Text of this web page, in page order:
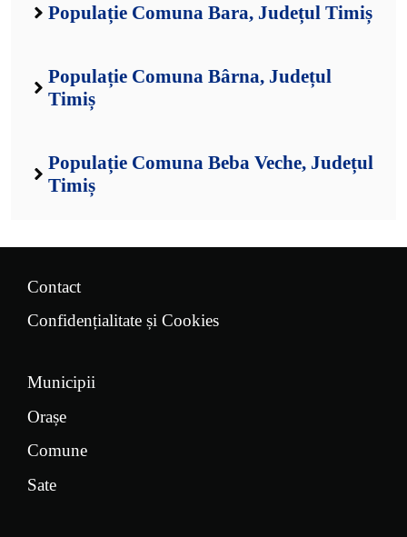
Populație Comuna Bara, Județul Timiș
Populație Comuna Bârna, Județul
Timiș
Populație Comuna Beba Veche, Județul
Timiș
Contact
Confidențialitate și Cookies
Municipii
Orașe
Comune
Sate